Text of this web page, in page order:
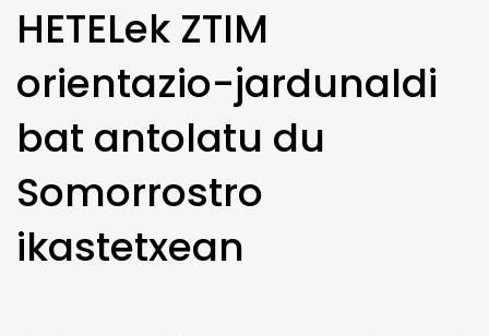
HETELek ZTIM
orientazio-jardunaldi
bat antolatu du
Somorrostro
ikastetxean